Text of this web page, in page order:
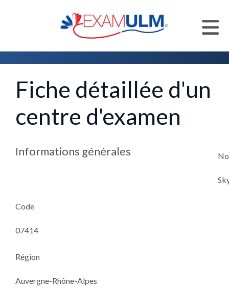
Fiche détaillée d'un
centre d'examen
Informations générales
Code
07414
Région
Auvergne-Rhône-Alpes